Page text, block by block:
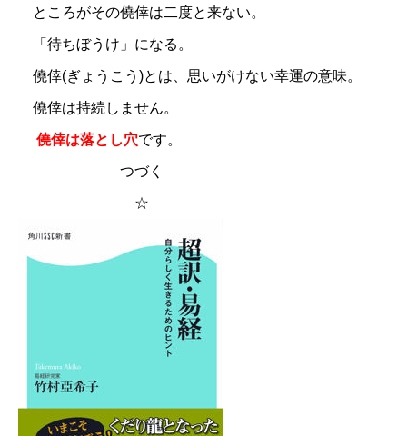
ところがその僥倖は二度と来ない。
「待ちぼうけ」になる。
僥倖(ぎょうこう)とは、思いがけない幸運の意味。
僥倖は持続しません。
僥倖は落とし穴です。
つづく
☆